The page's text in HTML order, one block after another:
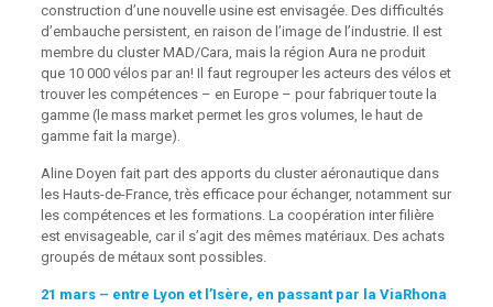
construction d’une nouvelle usine est envisagée. Des difficultés
d’embauche persistent, en raison de l’image de l’industrie. Il est
membre du cluster MAD/Cara, mais la région Aura ne produit
que 10 000 vélos par an! Il faut regrouper les acteurs des vélos et
trouver les compétences – en Europe – pour fabriquer toute la
gamme (le mass market permet les gros volumes, le haut de
gamme fait la marge).
Aline Doyen fait part des apports du cluster aéronautiquedans
les Hauts-de-France, très efficace pour échanger, notamment sur
les compétences et les formations. La coopération inter filière
est envisageable, car il s’agit des mêmes matériaux. Des achats
groupés de métaux sont possibles.
21 mars – entre Lyon et l’Isère, en passant par la ViaRhona